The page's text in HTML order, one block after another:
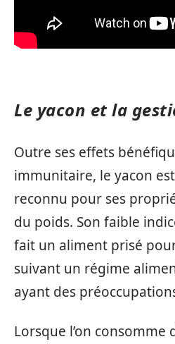
Le yacon et la
Outre ses effets
immunitaire, le yacon
reconnu pour ses
du poids. Son faible
fait un aliment prisé
suivant un régime
ayant des
Lorsque l’on consomme